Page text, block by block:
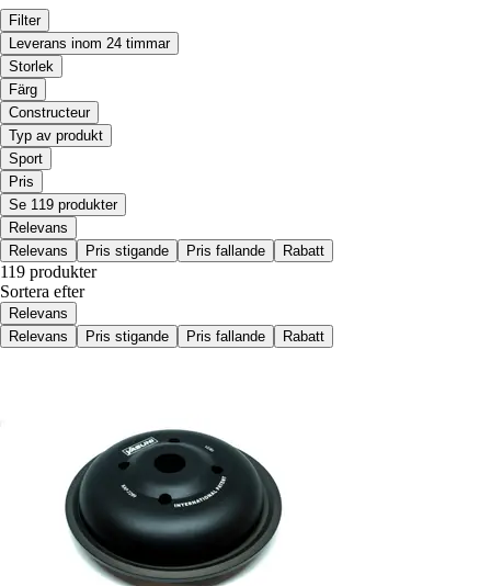
Filter
Leverans inom 24 timmar
Storlek
Färg
Constructeur
Typ av produkt
Sport
Pris
Se 119 produkter
Relevans
Relevans
Pris stigande Pris fallande Rabatt
119 produkter
Sortera efter
Relevans
Relevans
Pris stigande Pris fallande Rabatt